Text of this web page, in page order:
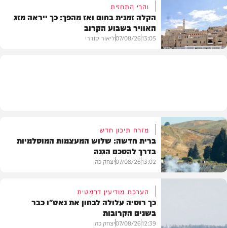
פוליטי
והרי התחזית
הקלה זמנית בחום ואז מהפך: כך ייראה מזג
האוויר בשבוע הקרוב
13:05
07/08/26ליאור סודרי
מזרח תיכון חדש
ברית חדשה: שלוש המעצמות המוסלמיות
בדרך להסכם הגנה
13:02
07/08/26יצחק כהן
הערכת מודיעין דרמטית
כך רוסיה עלולה לבחון את נאט"ו כבר
בשנים הקרובות
12:39
07/08/26יצחק כהן